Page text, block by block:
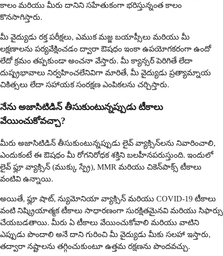
కాలం మరియు మీరు దానిని సహేతుకంగా భరిస్తున్నంత కాలం
కొనసాగిస్తారు.
మీ వైద్యుడు రక్త పరీక్షలు, ఎముక మజ్జ బయాప్సీలు మరియు మీ
లక్షణాలను పర్యవేక్షించడం ద్వారా ఔషధం ఇంకా ఉపయోగకరంగా ఉందో
లేదో క్రమం తప్పకుండా అంచనా వేస్తారు. మీ క్యాన్సర్ పెరిగితే లేదా
దుష్ప్రభావాలు నిర్వహించలేనివిగా మారితే, మీ వైద్యుడు ప్రత్యామ్నాయ
చికిత్సలు లేదా సహాయక సంరక్షణ ఎంపికలను చర్చిస్తారు.
నేను అజాసిటిడిన్ తీసుకుంటున్నప్పుడు టీకాలు
వేయించుకోవచ్చా?
మీరు అజాసిటిడిన్ తీసుకుంటున్నప్పుడు లైవ్ వ్యాక్సిన్‌లను నివారించాలి,
ఎందుకంటే ఈ ఔషధం మీ రోగనిరోధక శక్తిని బలహీనపరుస్తుంది. ఇందులో
లైవ్ ఫ్లూ వ్యాక్సిన్ (ముక్కు స్ప్రే), MMR మరియు చికెన్‌పాక్స్ టీకాలు
వంటివి ఉన్నాయి.
అయితే, ఫ్లూ షాట్, న్యుమోనియా వ్యాక్సిన్ మరియు COVID-19 టీకాలు
వంటి నిష్క్రియాత్మక టీకాలు సాధారణంగా సురక్షితమైనవి మరియు సిఫార్సు
చేయబడతాయి. మీరు ఏ టీకాలు వేయించుకోవాలి మరియు వాటిని
ఎప్పుడు పొందాలి అనే దాని గురించి మీ వైద్యుడు మీకు సలహా ఇస్తారు,
తద్వారా నష్టాలను తగ్గించుకుంటూ ఉత్తమ రక్షణను పొందవచ్చు.